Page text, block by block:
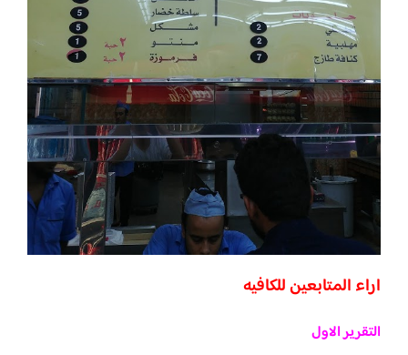
اراء المتابعين للكافيه
التقرير الاول